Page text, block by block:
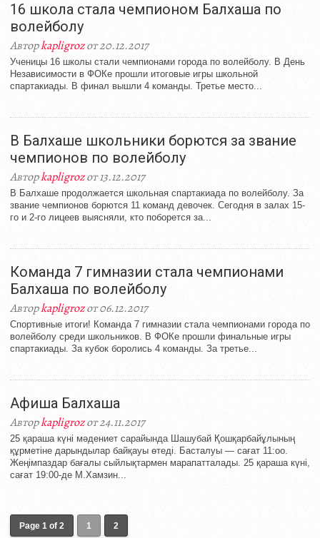
16 школа стала чемпионом Балхаша по
волейболу
Авторkapligrozот 20.12.2017
Ученицы 16 школы стали чемпионами города по волейболу. В День
Независимости в ФОКе прошли итоговые игры школьной
спартакиады. В финал вышли 4 команды. Третье место...
В Балхаше школьники борются за звание
чемпионов по волейболу
Авторkapligrozот 13.12.2017
В Балхаше продолжается школьная спартакиада по волейболу. За
звание чемпионов борются 11 команд девочек. Сегодня в залах 15-
го и 2-го лицеев выясняли, кто поборется за...
Команда 7 гимназии стала чемпионами
Балхаша по волейболу
Авторkapligrozот 06.12.2017
Спортивные итоги! Команда 7 гимназии стала чемпионами города по
волейболу среди школьников. В ФОКе прошли финальные игры
спартакиады. За кубок боролись 4 команды. За третье...
Афиша Балхаша
Авторkapligrozот 24.11.2017
25 қараша күні мәдениет сарайында Шашубай Қошқарбайұлының
құрметіне дарындылар байқауы өтеді. Басталуы — сағат 11:oo.
Жеңімпаздар бағалы сыйлықтармен марапатталады. 25 қараша күні,
сағат 19:00-де М.Хамзин...
Page 1 of 2 1 2